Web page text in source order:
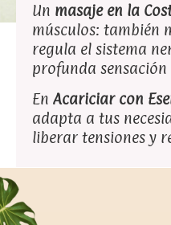
Un masaje en la
músculos: también
regula el sistema
profunda sensación
En Acariciar con
adapta a tus
liberar tensiones y